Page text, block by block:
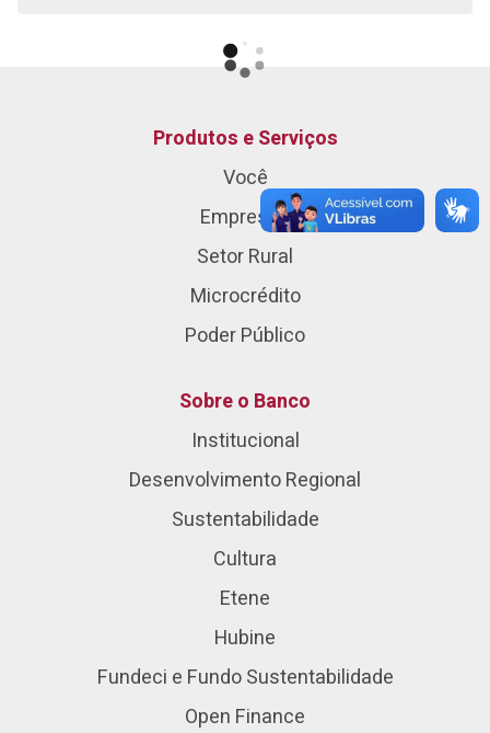
Produtos e Serviços
Você
Empresas
Setor Rural
Microcrédito
Poder Público
Sobre o Banco
Institucional
Desenvolvimento Regional
Sustentabilidade
Cultura
Etene
Hubine
Fundeci e Fundo Sustentabilidade
Open Finance